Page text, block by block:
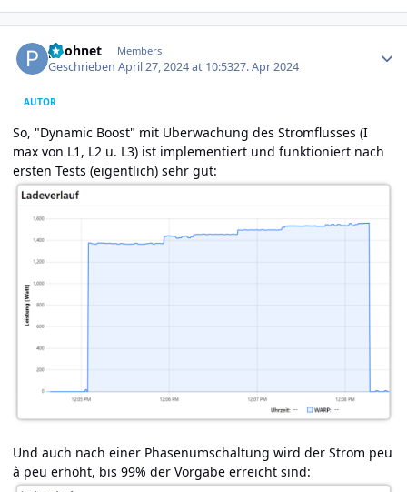
poohnet Members
GeschriebenApril 27, 2024 at 10:5327. Apr 2024
AUTOR
So, "Dynamic Boost" mit Überwachung des Stromflusses (I
max von L1, L2 u. L3) ist implementiert und funktioniert nach
ersten Tests (eigentlich) sehr gut:
Und auch nach einer Phasenumschaltung wird der Strom peu
à peu erhöht, bis 99% der Vorgabe erreicht sind: